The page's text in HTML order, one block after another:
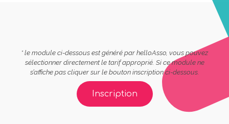
* le module ci-dessous est généré par helloAsso, vous pouvez
sélectionner directement le tarif approprié. Si ce module ne
s’affiche pas cliquer sur le bouton inscription ci-dessous.
Inscription